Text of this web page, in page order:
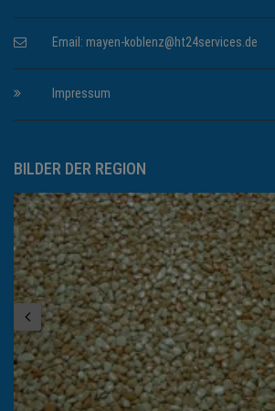
Email: mayen-koblenz@ht24services.de
Impressum
BILDER DER REGION